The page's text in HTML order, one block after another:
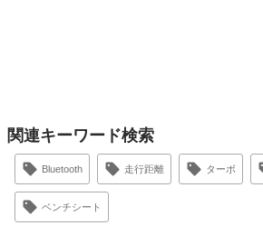
関連キーワード検索
Bluetooth 走行距離 ターボ
ベンチシート